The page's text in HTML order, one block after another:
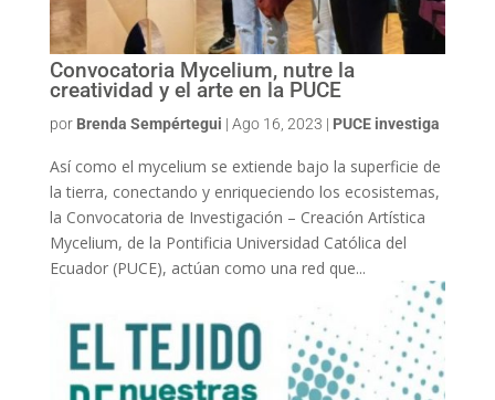
Convocatoria Mycelium, nutre la
creatividad y el arte en la PUCE
por Brenda Sempértegui | Ago 16, 2023 | PUCE investiga
Así como el mycelium se extiende bajo la superficie de
la tierra, conectando y enriqueciendo los ecosistemas,
la Convocatoria de Investigación – Creación Artística
Mycelium, de la Pontificia Universidad Católica del
Ecuador (PUCE), actúan como una red que...